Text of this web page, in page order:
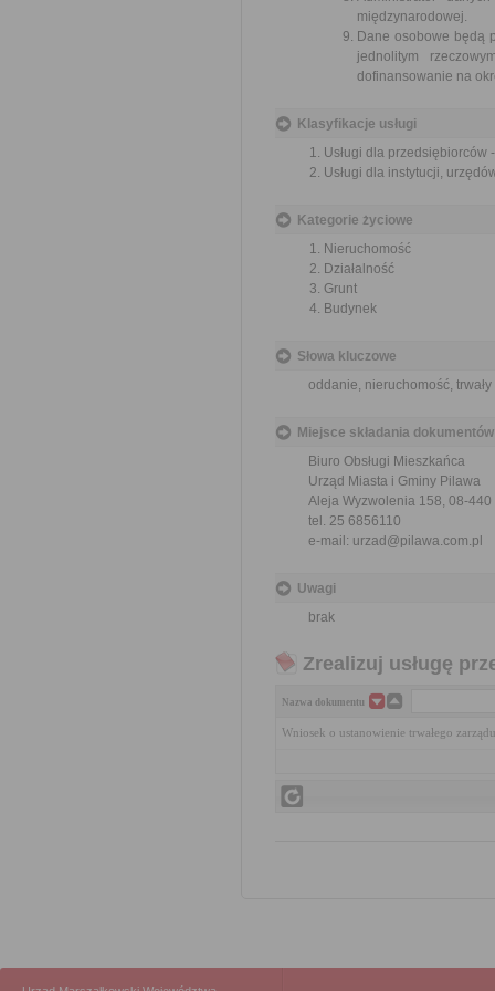
międzynarodowej.
Dane osobowe będą
jednolitym
dofinansowanie na
Klasyfikacje usługi
Usługi dla przedsiębiorców
Usługi dla instytucji,
Kategorie życiowe
Nieruchomość
Działalność
Grunt
Budynek
Słowa kluczowe
oddanie, nieruchomość,
Miejsce składania dokumentów
Biuro Obsługi Mieszkańca
Urząd Miasta i Gminy Pilawa
Aleja Wyzwolenia 158, 08-440
tel. 25 6856110
e-mail: urzad@pilawa.com.pl
Uwagi
brak
Zrealizuj usługę
Nazwa dokumentu
Wniosek o ustanowienie trwałego